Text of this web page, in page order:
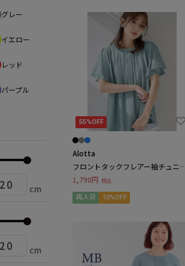
グレー
イエロー
レッド
パープル
cm
cm
アウター
セットアップ
サロペット・オーバーオ
ルームウェア・パジャマ
喪服・ブラックフォーマ
Cutie Blonde / キューテ
CLETTE / クレット
CHIC STYLE / シックスタ
Callarus / カラルス
55%OFF
Alotta
フロントタックフレアー袖チュニッ
ク 大きいサイズレディース
1,790円 税込
再入荷 10%OFF